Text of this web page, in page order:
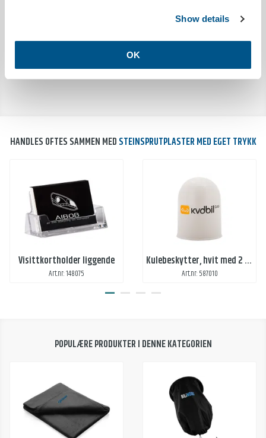
Show details
OK
HANDLES OFTES SAMMEN MED STEINSPRUTPLASTER MED EGET TRYKK
Visittkortholder liggende
Art.nr: 148075
Kulebeskytter, hvit med 2 fargers trykk 1 side
Art.nr: 587010
POPULÆRE PRODUKTER I DENNE KATEGORIEN